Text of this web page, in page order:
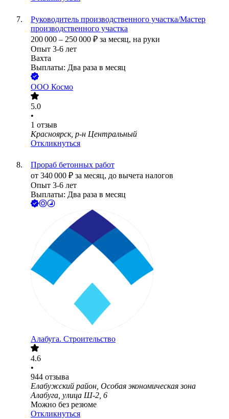
Руководитель производственного участка/Мастер
производственного участка
200 000 – 250 000 ₽ за месяц, на руки
Опыт 3-6 лет
Вахта
Выплаты: Два раза в месяц
ООО Космо
5.0
•
1 отзыв
Красноярск, р-н Центральный
Откликнуться
Прораб бетонных работ
от 340 000 ₽ за месяц, до вычета налогов
Опыт 3-6 лет
Выплаты: Два раза в месяц
Алабуга. Строительство
4.6
•
944 отзыва
Елабужский район, Особая экономическая зона
Алабуга, улица Ш-2, 6
Можно без резюме
Откликнуться